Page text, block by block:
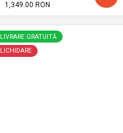
1,349.00 RON
LIVRARE GRATUITĂ
LICHIDARE